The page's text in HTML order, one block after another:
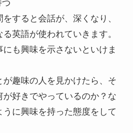
すると会話が、深くなり、
英語が使われていきます。
も興味を示さないといけま
が趣味の人を見かけたら、そ
好きでやっているのか？な
うに興味を持った態度をして